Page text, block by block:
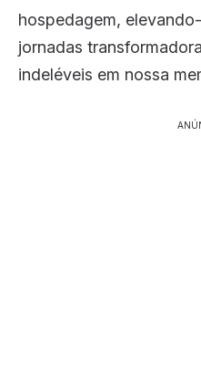
hospedagem,
jornadas
indeléveis em nossa